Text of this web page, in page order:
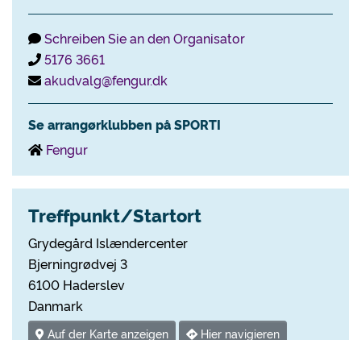
Schreiben Sie an den Organisator
5176 3661
akudvalg@fengur.dk
Se arrangørklubben på SPORTI
Fengur
Treffpunkt/Startort
Grydegård Islændercenter
Bjerningrødvej 3
6100 Haderslev
Danmark
Auf der Karte anzeigen Hier navigieren